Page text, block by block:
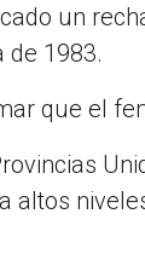
un
de 1983.
que el
altos